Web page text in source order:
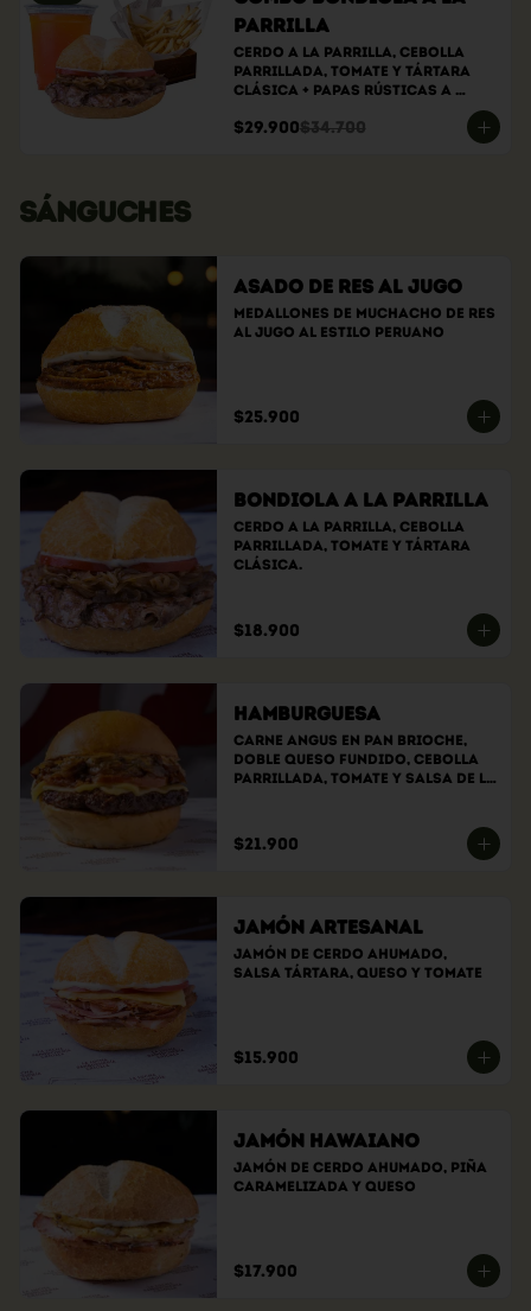
parrilla
Cerdo a la parrilla, cebolla
parrillada, tomate y tártara
clásica + papas rústicas a
$29.900$34.700
SÁNGUCHES
Asado de Res al Jugo
Medallones de muchacho de res
al jugo al estilo peruano
$25.900
Bondiola a la Parrilla
Cerdo a la parrilla, cebolla
parrillada, tomate y tártara
clásica.
$18.900
Hamburguesa
Carne angus en pan brioche,
doble queso fundido, cebolla
parrillada, tomate y salsa de la
$21.900
Jamón Artesanal
Jamón de cerdo ahumado,
salsa tártara, queso y tomate
$15.900
Jamón Hawaiano
Jamón de cerdo ahumado, piña
caramelizada y queso
$17.900